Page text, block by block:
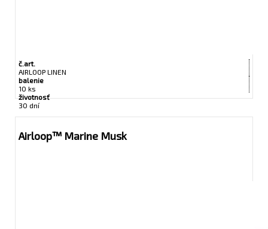
č.art.
AIRLOOP LINEN
balenie
10 ks
životnosť
30 dní
Airloop™ Marine Musk